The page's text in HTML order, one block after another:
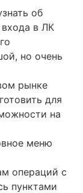
об
в ЛК
но очень
рынке
для
на
меню
операций с
пунктами